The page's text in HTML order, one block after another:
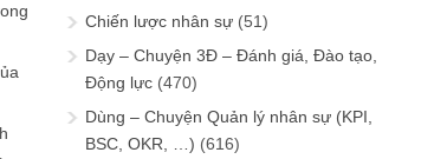
Chiến lược nhân sự (51)
Dạy – Chuyện 3Đ – Đánh giá, Đào tạo,
Động lực (470)
Dùng – Chuyện Quản lý nhân sự (KPI,
BSC, OKR, …) (616)